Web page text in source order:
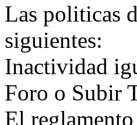
Las politicas
siguientes:
Inactividad
Foro o Subir
El